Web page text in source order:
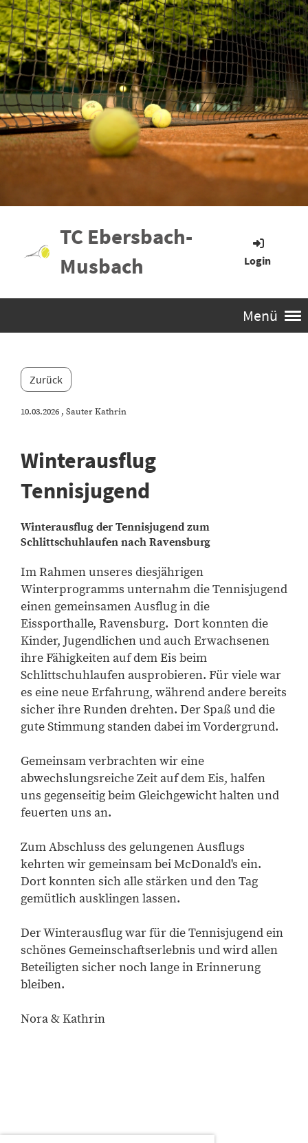
TC Ebersbach-
Musbach
Login
Menü
Zurück
10.03.2026 , Sauter Kathrin
Winterausflug
Tennisjugend
Winterausflug der Tennisjugend zum
Schlittschuhlaufen nach Ravensburg
Im Rahmen unseres diesjährigen
Winterprogramms unternahm die Tennisjugend
einen gemeinsamen Ausflug in die
Eissporthalle, Ravensburg. Dort konnten die
Kinder, Jugendlichen und auch Erwachsenen
ihre Fähigkeiten auf dem Eis beim
Schlittschuhlaufen ausprobieren. Für viele war
es eine neue Erfahrung, während andere bereits
sicher ihre Runden drehten. Der Spaß und die
gute Stimmung standen dabei im Vordergrund.
Gemeinsam verbrachten wir eine
abwechslungsreiche Zeit auf dem Eis, halfen
uns gegenseitig beim Gleichgewicht halten und
feuerten uns an.
Zum Abschluss des gelungenen Ausflugs
kehrten wir gemeinsam bei McDonald's ein.
Dort konnten sich alle stärken und den Tag
gemütlich ausklingen lassen.
Der Winterausflug war für die Tennisjugend ein
schönes Gemeinschaftserlebnis und wird allen
Beteiligten sicher noch lange in Erinnerung
bleiben.
Nora & Kathrin